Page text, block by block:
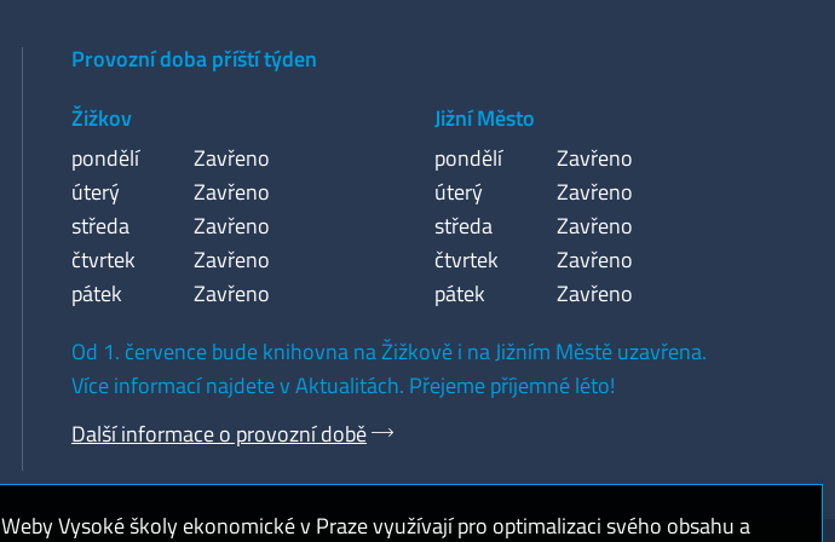
Provozní doba příští týden
Žižkov
pondělí
Zavřeno
úterý
Zavřeno
středa
Zavřeno
čtvrtek
Zavřeno
pátek
Zavřeno
Jižní Město
pondělí
Zavřeno
úterý
Zavřeno
středa
Zavřeno
čtvrtek
Zavřeno
pátek
Zavřeno
Od 1. července bude knihovna na Žižkově i na Jižním Městě uzavřena.
Více informací najdete v Aktualitách. Přejeme příjemné léto!
Další informace o provozní době
Weby Vysoké školy ekonomické v Praze využívají pro optimalizaci svého obsahu a